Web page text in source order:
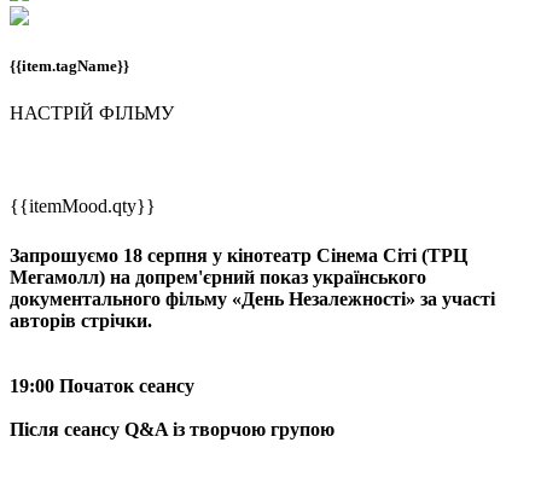
{{item.tagName}}
НАСТРІЙ ФІЛЬМУ
{{itemMood.qty}}
Запрошуємо 18 серпня у кінотеатр Сінема Сіті (ТРЦ
Мегамолл) на допрем'єрний показ українського
документального фільму «День Незалежності» за участі
авторів стрічки.
19:00 Початок сеансу
Після сеансу Q&A із творчою групою